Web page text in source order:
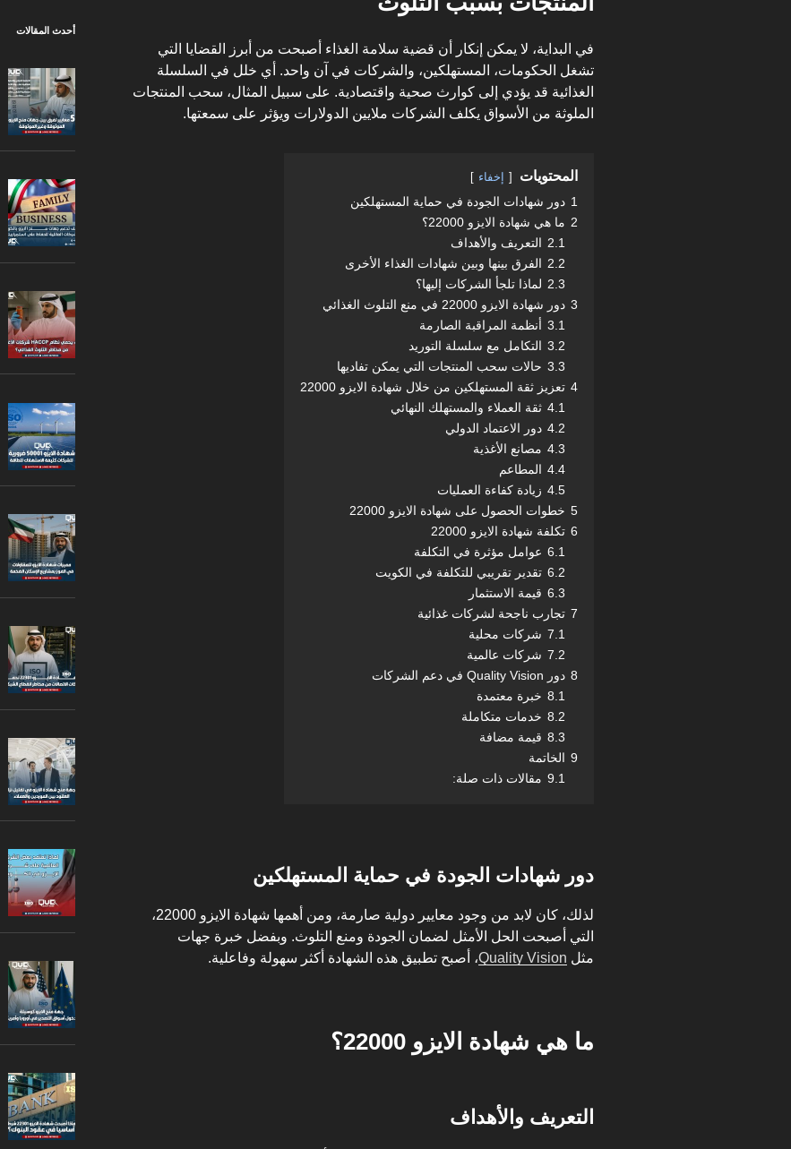
في البداية، لا يمكن إنكار أن قضية سلامة الغذاء أصبحت من أبرز القضايا التي
تشغل الحكومات، المستهلكين، والشركات في آن واحد. أي خلل في السلسلة
الغذائية قد يؤدي إلى كوارث صحية واقتصادية. على سبيل المثال، سحب المنتجات
الملوثة من الأسواق يكلف الشركات ملايين الدولارات ويؤثر على سمعتها.
المحتويات إخفاء
1 دور شهادات الجودة في حماية المستهلكين
2 ما هي شهادة الايزو 22000؟
2.1 التعريف والأهداف
2.2 الفرق بينها وبين شهادات الغذاء الأخرى
2.3 لماذا تلجأ الشركات إليها؟
3 دور شهادة الايزو 22000 في منع التلوث الغذائي
3.1 أنظمة المراقبة الصارمة
3.2 التكامل مع سلسلة التوريد
3.3 حالات سحب المنتجات التي يمكن تفاديها
4 تعزيز ثقة المستهلكين من خلال شهادة الايزو 22000
4.1 ثقة العملاء والمستهلك النهائي
4.2 دور الاعتماد الدولي
4.3 مصانع الأغذية
4.4 المطاعم
4.5 زيادة كفاءة العمليات
5 خطوات الحصول على شهادة الايزو 22000
6 تكلفة شهادة الايزو 22000
6.1 عوامل مؤثرة في التكلفة
6.2 تقدير تقريبي للتكلفة في الكويت
6.3 قيمة الاستثمار
7 تجارب ناجحة لشركات غذائية
7.1 شركات محلية
7.2 شركات عالمية
8 دور Quality Vision في دعم الشركات
8.1 خبرة معتمدة
8.2 خدمات متكاملة
8.3 قيمة مضافة
9 الخاتمة
9.1 مقالات ذات صلة:
دور شهادات الجودة في حماية المستهلكين
لذلك، كان لابد من وجود معايير دولية صارمة، ومن أهمها شهادة الايزو 22000
،
التي أصبحت الحل الأمثل لضمان الجودة ومنع التلوث. وبفضل خبرة جهات
مثل Quality Vision، أصبح تطبيق هذه الشهادة أكثر سهولة وفاعلية.
ما هي شهادة الايزو 22000؟
التعريف والأهداف
أحدث المقالات